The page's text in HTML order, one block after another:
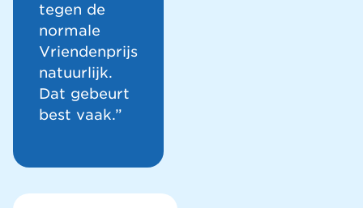
tegen de
normale
Vriendenprijs
natuurlijk.
Dat gebeurt
best vaak.”